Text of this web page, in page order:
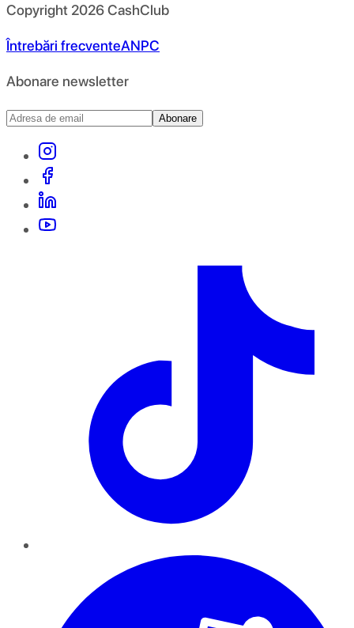
Copyright 2026CashClub
Întrebări frecventeANPC
Abonare newsletter
Abonare